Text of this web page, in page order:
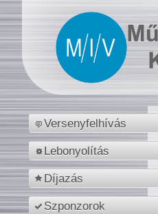
Versenyfelhívás
Lebonyolítás
Díjazás
Szponzorok